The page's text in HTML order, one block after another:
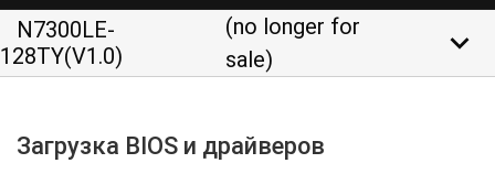
N7300LE-
128TY(V1.0)
(no longer for
sale)
keyboard_arrow_down
Загрузка BIOS и драйверов